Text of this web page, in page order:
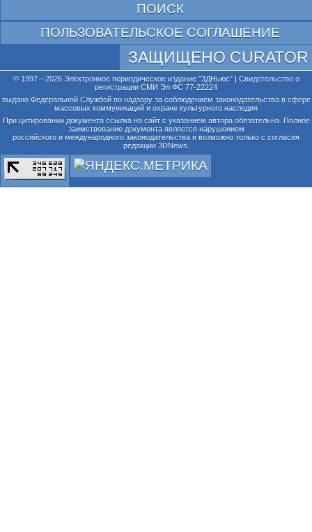
ПОИСК
ПОЛЬЗОВАТЕЛЬСКОЕ СОГЛАШЕНИЕ
ЗАЩИЩЕНО CURATOR
© 1997—2026 Электронное периодическое издание "3ДНьюс" | Свидетельство о
регистрации СМИ Эл ФС 77-22224
выдано Федеральной Службой по надзору за соблюдением законодательства в сфере
массовых коммуникаций и охране культурного наследия
При цитировании документа ссылка на сайт с указанием автора обязательна. Полное
заимствование документа является нарушением
российского и международного законодательства и возможно только с согласия
редакции 3DNews.